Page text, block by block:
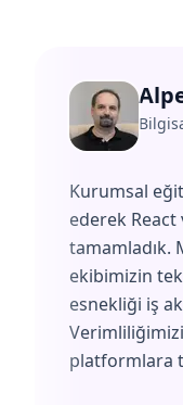
Kurumsal
ederek
tamamladık.
ekibimizin
esnekliği iş
platformlara